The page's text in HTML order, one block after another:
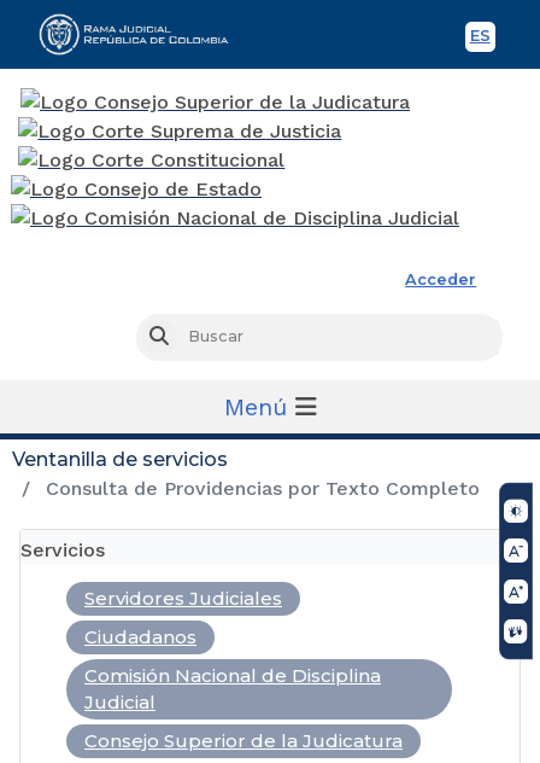
ES
Acceder
Buscar
Menú
Ventanilla de servicios
Consulta de Providencias por Texto Completo
Servicios
Ciudadanos
Comisión Nacional de Disciplina
Judicial
Consejo Superior de la Judicatura
Servidores Judiciales